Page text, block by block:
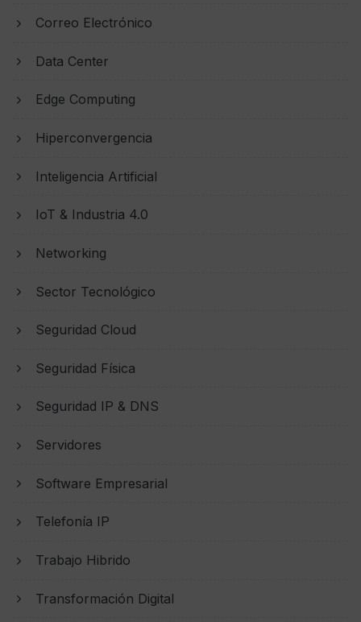
Correo Electrónico
Data Center
Edge Computing
Hiperconvergencia
Inteligencia Artificial
IoT & Industria 4.0
Networking
Sector Tecnológico
Seguridad Cloud
Seguridad Física
Seguridad IP & DNS
Servidores
Software Empresarial
Telefonía IP
Trabajo Hibrido
Transformación Digital